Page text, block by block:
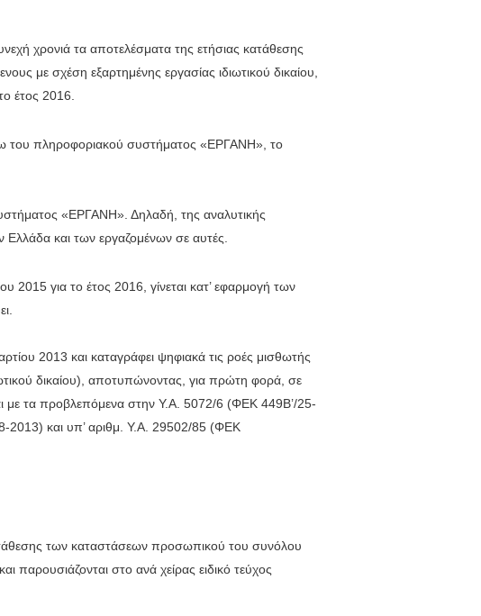
χρονιά τα αποτελέσματα της ετήσιας κατάθεσης
με σχέση εξαρτημένης εργασίας ιδιωτικού δικαίου,
έτος 2016.
του πληροφοριακού συστήματος «ΕΡΓΑΝΗ», το
«ΕΡΓΑΝΗ». Δηλαδή, της αναλυτικής
και των εργαζομένων σε αυτές.
για το έτος 2016, γίνεται κατ’ εφαρμογή των
2013 και καταγράφει ψηφιακά τις ροές μισθωτής
δικαίου), αποτυπώνοντας, για πρώτη φορά, σε
με τα προβλεπόμενα στην Υ.Α. 5072/6 (ΦΕΚ 449Β’/25-
2013) και υπ’ αριθμ. Υ.Α. 29502/85 (ΦΕΚ
των καταστάσεων προσωπικού του συνόλου
παρουσιάζονται στο ανά χείρας ειδικό τεύχος